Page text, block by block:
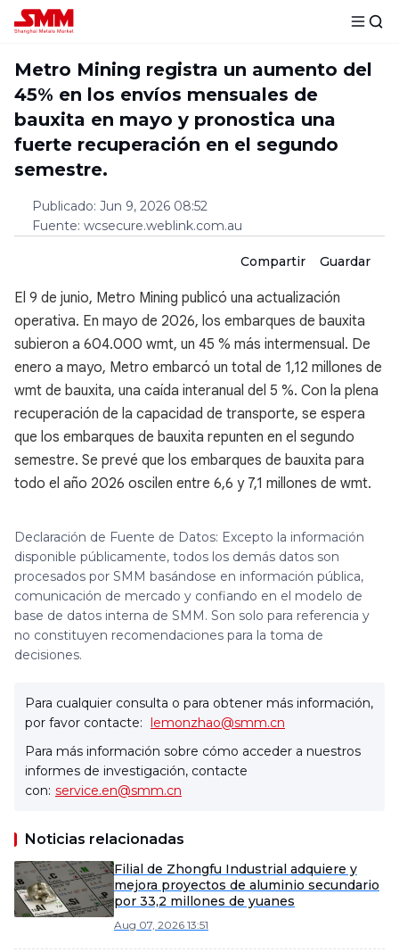
Metro Mining registra un aumento del
45% en los envíos mensuales de
bauxita en mayo y pronostica una
fuerte recuperación en el segundo
semestre.
Publicado: Jun 9, 2026 08:52
Fuente: wcsecure.weblink.com.au
Compartir Guardar
El 9 de junio, Metro Mining publicó una actualización
operativa. En mayo de 2026, los embarques de bauxita
subieron a 604.000 wmt, un 45 % más intermensual. De
enero a mayo, Metro embarcó un total de 1,12 millones de
wmt de bauxita, una caída interanual del 5 %. Con la plena
recuperación de la capacidad de transporte, se espera
que los embarques de bauxita repunten en el segundo
semestre. Se prevé que los embarques de bauxita para
todo el año 2026 oscilen entre 6,6 y 7,1 millones de wmt.
Declaración de Fuente de Datos: Excepto la información
disponible públicamente, todos los demás datos son
procesados por SMM basándose en información pública,
comunicación de mercado y confiando en el modelo de
base de datos interna de SMM. Son solo para referencia y
no constituyen recomendaciones para la toma de
decisiones.
Para cualquier consulta o para obtener más información,
por favor contacte: lemonzhao@smm.cn
Para más información sobre cómo acceder a nuestros
informes de investigación, contacte
con: service.en@smm.cn
Noticias relacionadas
Filial de Zhongfu Industrial adquiere y
mejora proyectos de aluminio secundario
por 33,2 millones de yuanes
Aug 07, 2026 13:51